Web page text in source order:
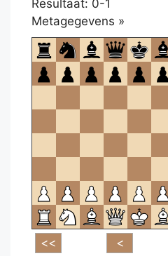
Resultaat: 0-1
Metagegevens »
om
te
openen.